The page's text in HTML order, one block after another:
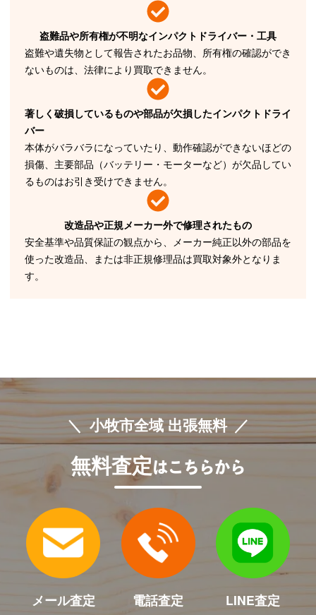
盗難品や所有権が不明なインパクトドライバー・工具
盗難や遺失物として報告されたお品物、所有権の確認ができ
ないものは、法律により買取できません。
著しく破損しているものや部品が欠損したインパクトドライ
バー
本体がバラバラになっていたり、動作確認ができないほどの
損傷、主要部品（バッテリー・モーターなど）が欠品してい
るものはお引き受けできません。
改造品や正規メーカー外で修理されたもの
安全基準や品質保証の観点から、メーカー純正以外の部品を
使った改造品、または非正規修理品は買取対象外となりま
す。
小牧市全域 出張無料
無料査定はこちらから
メール査定 電話査定 LINE査定